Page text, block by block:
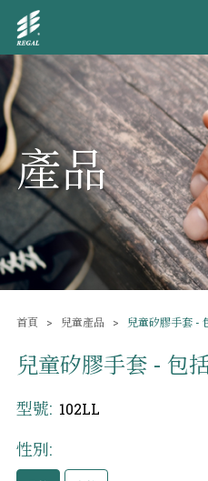
產品
首頁 兒童產品 兒童矽膠手套 -
兒童矽膠手套 - 包
型號: 102LL
性別: